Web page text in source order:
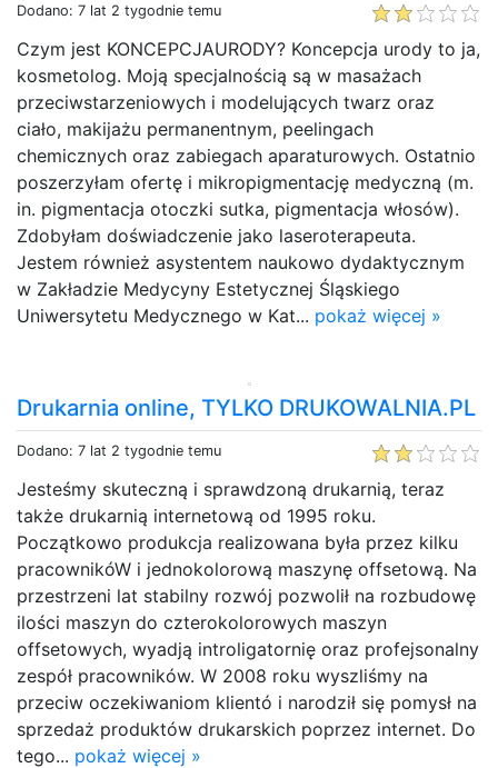
Dodano: 7 lat 2 tygodnie temu
Czym jest KONCEPCJAURODY? Koncepcja urody to ja,
kosmetolog. Moją specjalnością są w masażach
przeciwstarzeniowych i modelujących twarz oraz
ciało, makijażu permanentnym, peelingach
chemicznych oraz zabiegach aparaturowych. Ostatnio
poszerzyłam ofertę i mikropigmentację medyczną (m.
in. pigmentacja otoczki sutka, pigmentacja włosów).
Zdobyłam doświadczenie jako laseroterapeuta.
Jestem również asystentem naukowo dydaktycznym
w Zakładzie Medycyny Estetycznej Śląskiego
Uniwersytetu Medycznego w Kat... pokaż więcej »
Drukarnia online, TYLKO DRUKOWALNIA.PL
Dodano: 7 lat 2 tygodnie temu
Jesteśmy skuteczną i sprawdzoną drukarnią, teraz
także drukarnią internetową od 1995 roku.
Początkowo produkcja realizowana była przez kilku
pracownikóW i jednokolorową maszynę offsetową. Na
przestrzeni lat stabilny rozwój pozwolił na rozbudowę
ilości maszyn do czterokolorowych maszyn
offsetowych, wyadją introligatornię oraz profejsonalny
zespół pracowników. W 2008 roku wyszliśmy na
przeciw oczekiwaniom klientó i narodził się pomysł na
sprzedaż produktów drukarskich poprzez internet. Do
tego... pokaż więcej »